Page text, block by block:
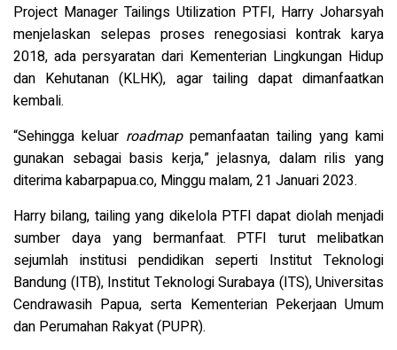
Project Manager Tailings Utilization PTFI, Harry Joharsyah
menjelaskan selepas proses renegosiasi kontrak karya
2018, ada persyaratan dari Kementerian Lingkungan Hidup
dan Kehutanan (KLHK), agar tailing dapat dimanfaatkan
kembali.
“Sehingga keluar roadmappemanfaatan tailing yang kami
gunakan sebagai basis kerja,” jelasnya, dalam rilis yang
diterima kabarpapua.co, Minggu malam, 21 Januari 2023.
Harry bilang, tailing yang dikelola PTFI dapat diolah menjadi
sumber daya yang bermanfaat. PTFI turut melibatkan
sejumlah institusi pendidikan seperti Institut Teknologi
Bandung (ITB), Institut Teknologi Surabaya (ITS), Universitas
Cendrawasih Papua, serta Kementerian Pekerjaan Umum
dan Perumahan Rakyat (PUPR).